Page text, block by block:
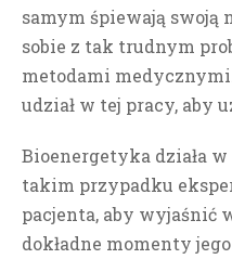
samym śpiewają swoją
sobie z tak trudnym
metodami medycznymi.
udział w tej pracy, aby
Bioenergetyka działa
takim przypadku
pacjenta, aby wyjaśnić
dokładne momenty